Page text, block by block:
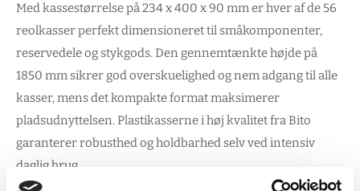
Med kassestørrelse på 234 x 400 x 90 mm er hver af de 56
reolkasser perfekt dimensioneret til småkomponenter,
reservedele og stykgods. Den gennemtænkte højde på
1850 mm sikrer god overskuelighed og nem adgang til alle
kasser, mens det kompakte format maksimerer
pladsudnyttelsen. Plastikasserne i høj kvalitet fra Bito
garanterer robusthed og holdbarhed selv ved intensiv
daglig brug.